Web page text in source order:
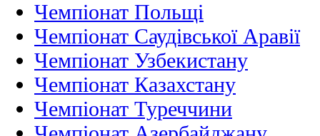
Чемпіонат Польщі
Чемпіонат Саудівської Аравії
Чемпіонат Узбекистану
Чемпіонат Казахстану
Чемпіонат Туреччини